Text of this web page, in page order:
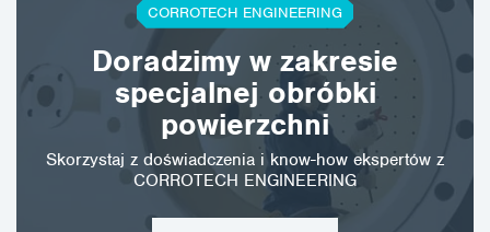
CORROTECH ENGINEERING
Doradzimy w zakresie
specjalnej obróbki
powierzchni
Skorzystaj z doświadczenia i know-how ekspertów z
CORROTECH ENGINEERING